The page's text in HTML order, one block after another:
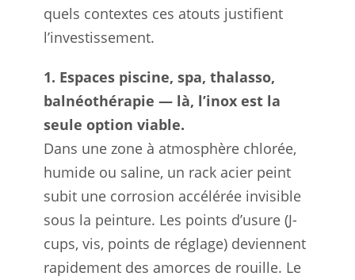
quels contextes ces atouts justifient
l’investissement.
1. Espaces piscine, spa, thalasso,
balnéothérapie — là, l’inox est la
seule option viable.
Dans une zone à atmosphère chlorée,
humide ou saline, un rack acier peint
subit une corrosion accélérée invisible
sous la peinture. Les points d’usure (J-
cups, vis, points de réglage) deviennent
rapidement des amorces de rouille. Le